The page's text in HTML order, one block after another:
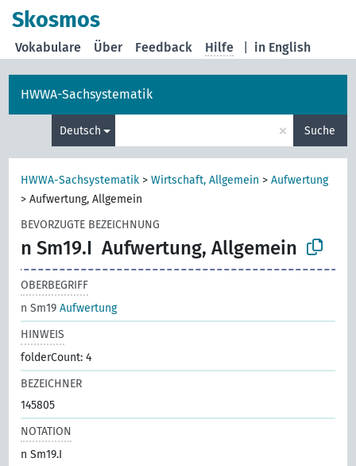
Skosmos
in English
Vokabulare Über Feedback Hilfe
HWWA-Sachsystematik
Deutsch × Suche
HWWA-Sachsystematik >Wirtschaft, Allgemein >Aufwertung
>Aufwertung, Allgemein
BEVORZUGTE BEZEICHNUNG
n Sm19.I Aufwertung, Allgemein
OBERBEGRIFF
n Sm19Aufwertung
HINWEIS
folderCount: 4
BEZEICHNER
145805
NOTATION
n Sm19.I